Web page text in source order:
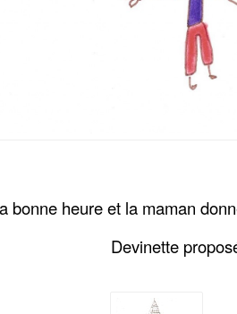
bonne heure et la maman
Devinette